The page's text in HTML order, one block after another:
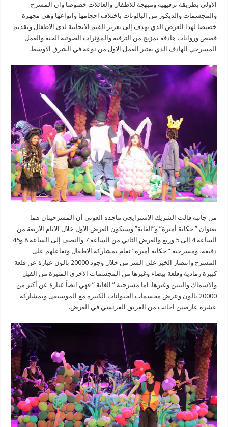
الاولى بطريقة ترفيهيه ومبهجة للاطفال والعائلات خصوصا وان المسرح
والمجسمات والديكور من البالونات باختلاف احجامها وانواعها وهي مجهزة
خصيصا لهذا العرض الذي يهدف إلى تعزيز القيم الايجابية لدى الاطفال وتقديم
قصص وروايات هادفه بمزيج من الترفيه والمؤثرات الصوتيه الحيه والعمل
المسرحي الهادف الذي يعتبر العمل الاول من نوعه في الشرق الاوسط.
من جانبه قالت الشريك الاسترايجي ماجده العوني أن المسرحيتان هما
بعنوان ” حكاية أميرة” و”الغابة” وسيكون العرض الاول خلال الايام الاربعة من
الساعة 4 الى 5 وربع والعرض الثاني من الساعة 7 والنصف إلى الساعة 8 و45
دقيقة، ومسرحية ” حكاية أميرة” تقام بمشاركة الاطفال وتفاعلهم على
المسرح وانتصار الخير على الشر من خلال وجود 20000 بالون عبارة عن قلعة
كبيرة رمادية وقلعة بيضاء وغيرها من المجسمات الاخرى المثيرة من الفيل
والاسماك والتنين وغيرها. اما مسرحية ” الغابة ” فهي ايضاً عبارة عن أكثر من
20000 بالون وعرض مجسمات الحيوانات الكبيرة مع الموسيقى وبمشاركة
عشرة عارضين اجانب من الفريق الفرنسي في العرض.